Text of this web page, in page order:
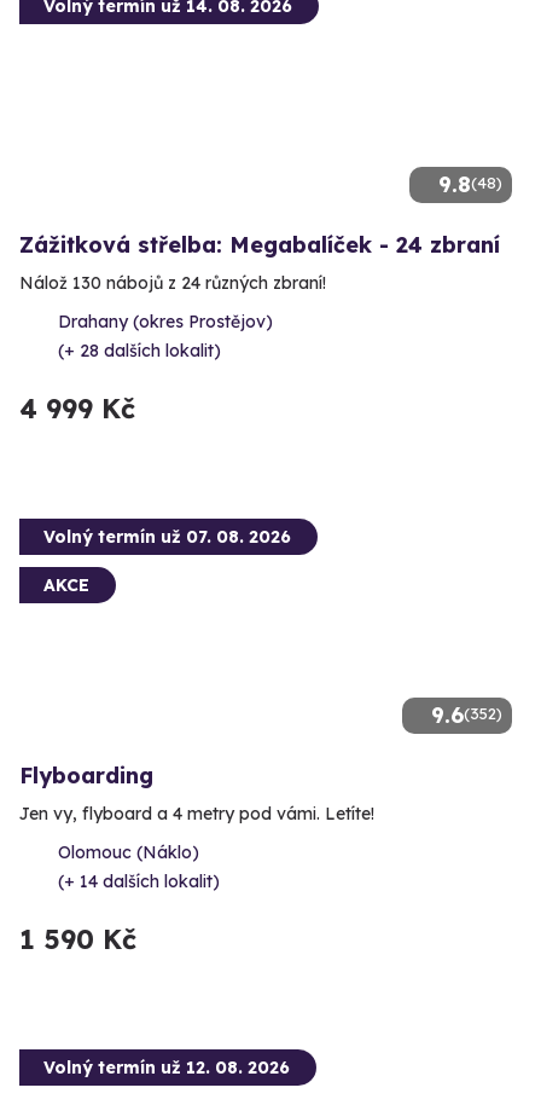
9.8(48)
Volný termín už 14. 08. 2026
Zážitková střelba: Megabalíček - 24 zbraní
Nálož 130 nábojů z 24 různých zbraní!
Drahany (okres Prostějov)
(+ 28 dalších lokalit)
4 999 Kč
9.6(352)
Volný termín už 07. 08. 2026
AKCE
Flyboarding
Jen vy, flyboard a 4 metry pod vámi. Letíte!
Olomouc (Náklo)
(+ 14 dalších lokalit)
1 590 Kč
Volný termín už 12. 08. 2026